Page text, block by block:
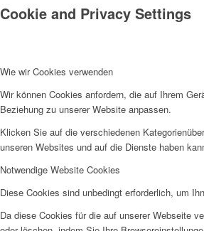
Cookie and Privacy Settings
Wie wir Cookies verwenden
Wir können Cookies anfordern, die auf Ihrem
Beziehung zu unserer Website anpassen.
Klicken Sie auf die verschiedenen
unseren Websites und auf die Dienste haben
Notwendige Website Cookies
Diese Cookies sind unbedingt erforderlich, um
Da diese Cookies für die auf unserer Webseite